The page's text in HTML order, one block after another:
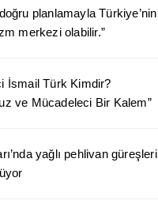
planlamayla Türkiye’nin
merkezi olabilir.”
İsmail Türk Kimdir?
ve Mücadeleci Bir Kalem”
yağlı pehlivan güreşleri